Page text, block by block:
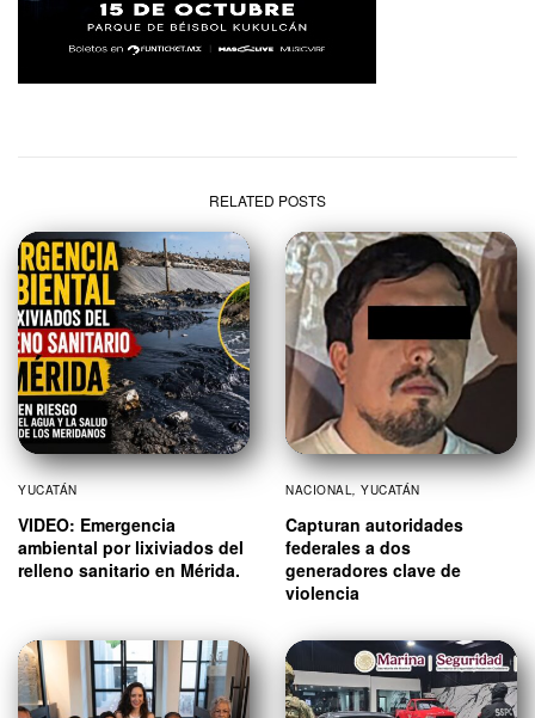
RELATED POSTS
YUCATÁN
VIDEO: Emergencia
ambiental por lixiviados del
relleno sanitario en Mérida.
NACIONAL, YUCATÁN
Capturan autoridades
federales a dos
generadores clave de
violencia